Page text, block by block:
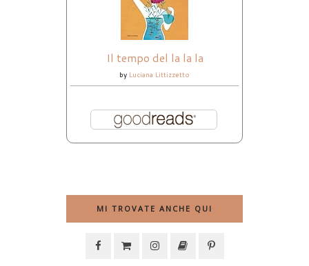
Il tempo del la la la
by Luciana Littizzetto
MI TROVATE ANCHE QUI